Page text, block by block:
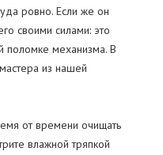
ровно. Если же он
своими силами: это
поломке механизма. В
из нашей
от времени очищать
влажной тряпкой